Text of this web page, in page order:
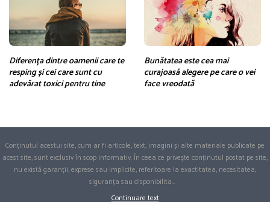
Diferența dintre oamenii care te
resping și cei care sunt cu
adevărat toxici pentru tine
Bunătatea este cea mai
curajoasă alegere pe care o vei
face vreodată
Conținutul acestui site, cum ar fi articole, text, imagini și alte materiale publicate pe
acest site, sunt exclusiv în scop informativ. În ceea ce privește conținutul postat pe site,
nu există garanții, exprese sau implicite, referitoare la exactitatea, necesitatea,
siguranța sau disponibilita...
Continuare text